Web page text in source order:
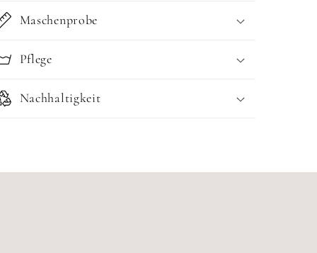
Maschenprobe
Pflege
Nachhaltigkeit